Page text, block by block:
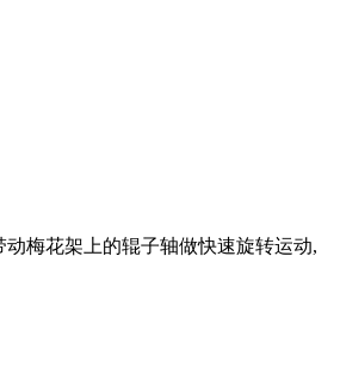
梅花架上的辊子轴做快速旋转运动,